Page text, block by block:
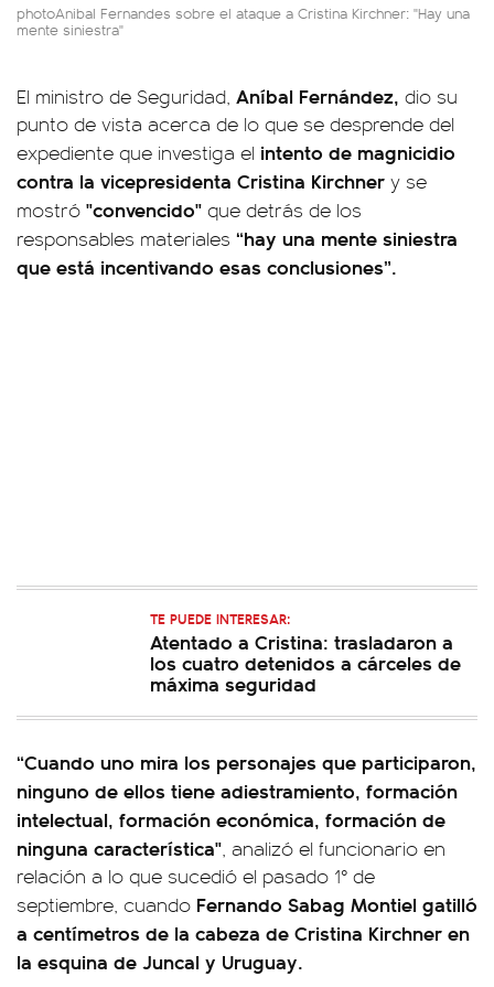
photoAnibal Fernandes sobre el ataque a Cristina Kirchner: "Hay una
mente siniestra"
El ministro de Seguridad, Aníbal Fernández, dio su
punto de vista acerca de lo que se desprende del
expediente que investiga el intento de magnicidio
contra la vicepresidenta Cristina Kirchner y se
mostró "convencido" que detrás de los
responsables materiales “hay una mente siniestra
que está incentivando esas conclusiones”.
TE PUEDE INTERESAR:
Atentado a Cristina: trasladaron a
los cuatro detenidos a cárceles de
máxima seguridad
“Cuando uno mira los personajes que participaron,
ninguno de ellos tiene adiestramiento, formación
intelectual, formación económica, formación de
ninguna característica", analizó el funcionario en
relación a lo que sucedió el pasado 1° de
septiembre, cuando Fernando Sabag Montiel gatilló
a centímetros de la cabeza de Cristina Kirchner en
la esquina de Juncal y Uruguay.